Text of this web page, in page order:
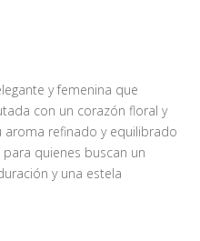
y femenina que
con un corazón floral y
aroma refinado y equilibrado
quienes buscan un
y una estela